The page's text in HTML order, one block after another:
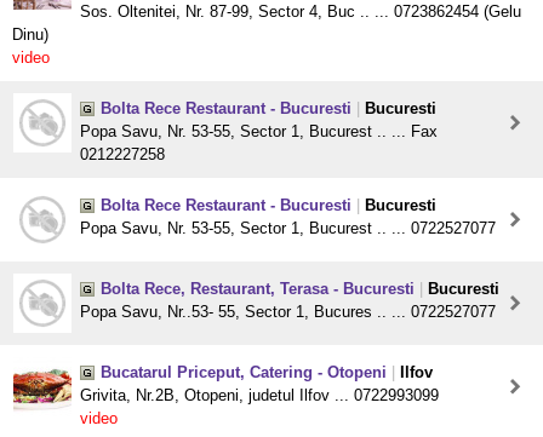
Sos. Oltenitei, Nr. 87-99, Sector 4, Buc .. ... 0723862454 (Gelu
Dinu)
video
Bolta Rece Restaurant - Bucuresti
Bucuresti
Popa Savu, Nr. 53-55, Sector 1, Bucurest .. ... Fax
0212227258
Bolta Rece Restaurant - Bucuresti
Bucuresti
Popa Savu, Nr. 53-55, Sector 1, Bucurest .. ... 0722527077
Bolta Rece, Restaurant, Terasa - Bucuresti
Bucuresti
Popa Savu, Nr..53- 55, Sector 1, Bucures .. ... 0722527077
Bucatarul Priceput, Catering - Otopeni
Ilfov
Grivita, Nr.2B, Otopeni, judetul Ilfov ... 0722993099
video